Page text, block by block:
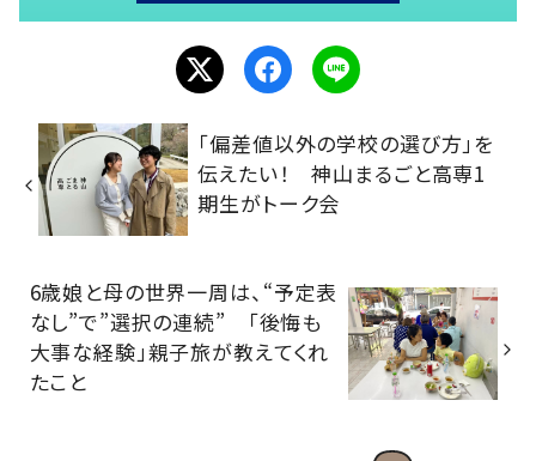
「偏差値以外の学校の選び方」を
伝えたい！ 神山まるごと高専1
期生がトーク会
6歳娘と母の世界一周は、“予定表
なし”で”選択の連続” 「後悔も
大事な経験」親子旅が教えてくれ
たこと